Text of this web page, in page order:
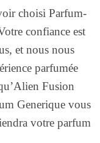
choisi Parfum-
confiance est
et nous nous
parfumée
Fusion
Generique vous
votre parfum